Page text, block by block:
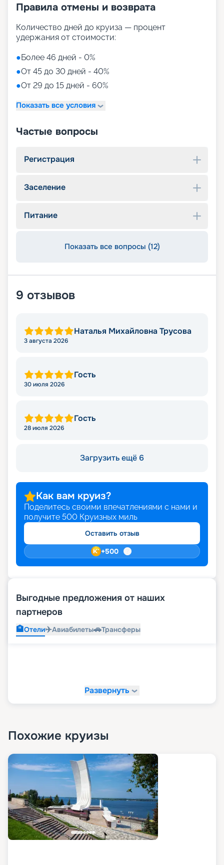
Правила отмены и возврата
Количество дней до круиза — процент
удержания от стоимости:
●Более 46 дней - 0%
●От 45 до 30 дней - 40%
●От 29 до 15 дней - 60%
Показать все условия
Частые вопросы
Регистрация
Заселение
Питание
Показать все вопросы (12)
9 отзывов
Наталья Михайловна Трусова
3 августа 2026
Гость
30 июля 2026
Гость
28 июля 2026
Загрузить ещё 6
Как вам круиз?
Поделитесь своими впечатлениями с нами и
получите 500 Круизных миль
Оставить отзыв
+500
Выгодные предложения от наших
партнеров
🏨Отели✈️Авиабилеты🚗Трансферы
Развернуть
Похожие круизы